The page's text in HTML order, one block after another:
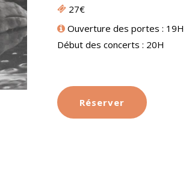
27€
Ouverture des portes : 19H
Début des concerts : 20H
Réserver